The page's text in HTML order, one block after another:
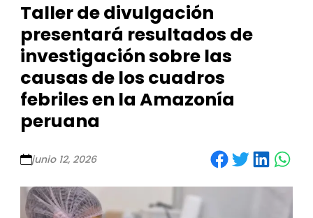
Taller de divulgación
presentará resultados de
investigación sobre las
causas de los cuadros
febriles en la Amazonía
peruana
junio 12, 2026 Share on Facebook Share on Twitter Share on LinkedIn Share on WhatsApp